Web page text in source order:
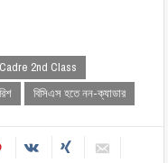
2nd Class
বিসিএস হতে নন-ক্যাডার